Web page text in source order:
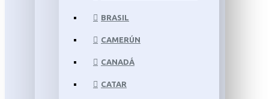
BRASIL
CAMERÚN
CANADÁ
CATAR